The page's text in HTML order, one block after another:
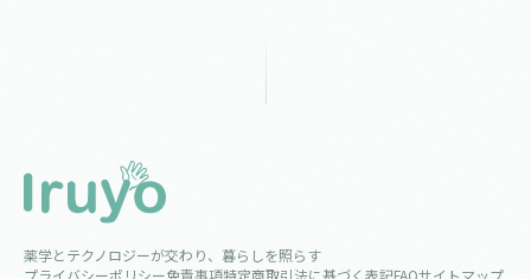
薬学とテクノロジーが交わり、暮らしを照らす